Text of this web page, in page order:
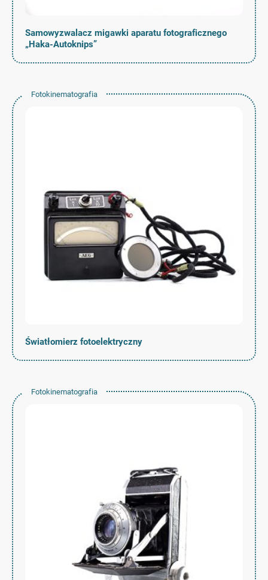
Samowyzwalacz migawki aparatu fotograficznego
„Haka-Autoknips”
Fotokinematografia
Światłomierz fotoelektryczny
Fotokinematografia